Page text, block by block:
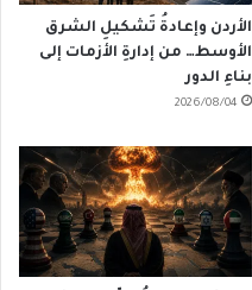
الأردن وإعادةُ تَشكيلِ الشرق
الأوسط… من إدارةِ الأزمات إلى
بناءِ الدور
2026/08/04